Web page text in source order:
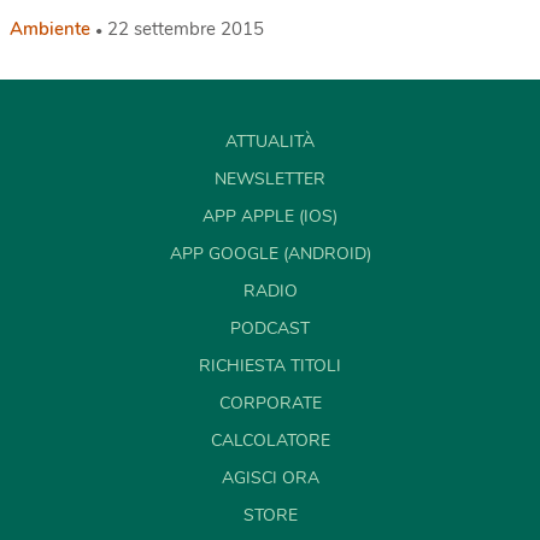
Ambiente 22 settembre 2015
ATTUALITÀ
NEWSLETTER
APP APPLE (IOS)
APP GOOGLE (ANDROID)
RADIO
PODCAST
RICHIESTA TITOLI
CORPORATE
CALCOLATORE
AGISCI ORA
STORE